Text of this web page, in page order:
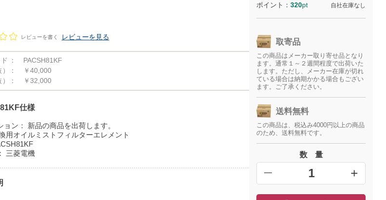
レビューを書く レビューを見る
：
PACSH81KF
：
￥40,000
：
￥32,000
仕様
ョン：
新品の商品を出荷します。
用オイルミストフィルターエレメント
三菱電機
ポイント：320pt 自社在庫なし
取寄品
この商品はメーカー取り寄せ品となり
ます。通常１～２週間程度で出荷いた
します。ただし、メーカー在庫が切れ
ている場合は納期かかる場合もござい
ます。ご了承ください。
送料無料
この商品は、税込み4000円以上の商品
のため、送料無料です。
数 量
━ +